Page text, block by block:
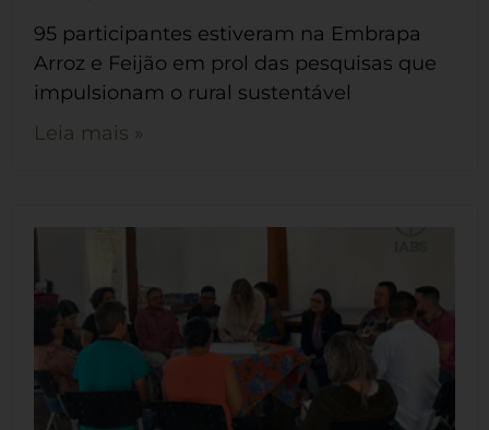
95 participantes estiveram na Embrapa
Arroz e Feijão em prol das pesquisas que
impulsionam o rural sustentável
Leia mais »